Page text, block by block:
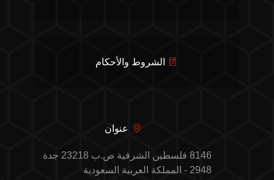
الشروط والأحكام
عنوان
8146 فلسطين الشرفية ص.ب 23218 جدة
2948 - المملكة العربية السعودية